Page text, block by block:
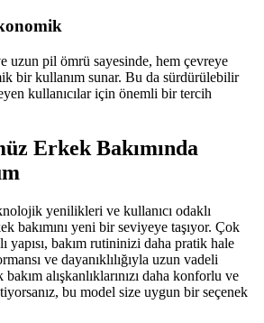
uzun pil ömrü sayesinde, hem çevreye
bir kullanım sunar. Bu da sürdürülebilir
kullanıcılar için önemli bir tercih
Erkek Bakımında
yenilikleri ve kullanıcı odaklı
bakımını yeni bir seviyeye taşıyor. Çok
yapısı, bakım rutininizi daha pratik hale
ve dayanıklılığıyla uzun vadeli
alışkanlıklarınızı daha konforlu ve
bu model size uygun bir seçenek